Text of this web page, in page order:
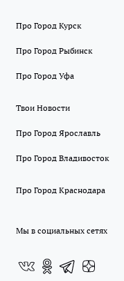
Про Город Курск
Про Город Рыбинск
Про Город Уфа
Твои Новости
Про Город Ярославль
Про Город Владивосток
Про Город Краснодара
Мы в социальных сетях